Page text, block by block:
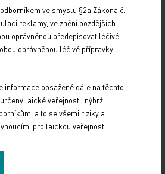
r. o.
ve smyslu §2a Zákona č.
reklamy, ve znění pozdějších
oprávněnou předepisovat léčivé
oprávněnou léčivé přípravky
informace obsažené dále na těchto
laické veřejnosti, nýbrž
a to se všemi riziky a
pro laickou veřejnost.